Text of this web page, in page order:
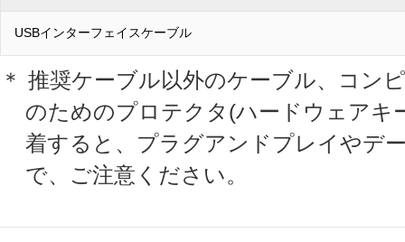
USBインターフェイスケーブル
＊ 推奨ケーブル以外のケーブル、コン
のためのプロテクタ(ハードウェア
着すると、プラグアンドプレイやデ
で、ご注意ください。